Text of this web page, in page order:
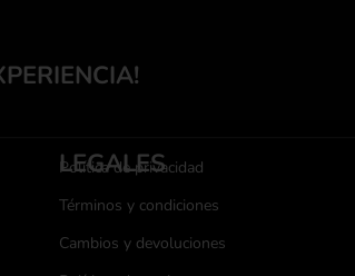
LEGALES
Política de privacidad
Términos y condiciones
Cambios y devoluciones